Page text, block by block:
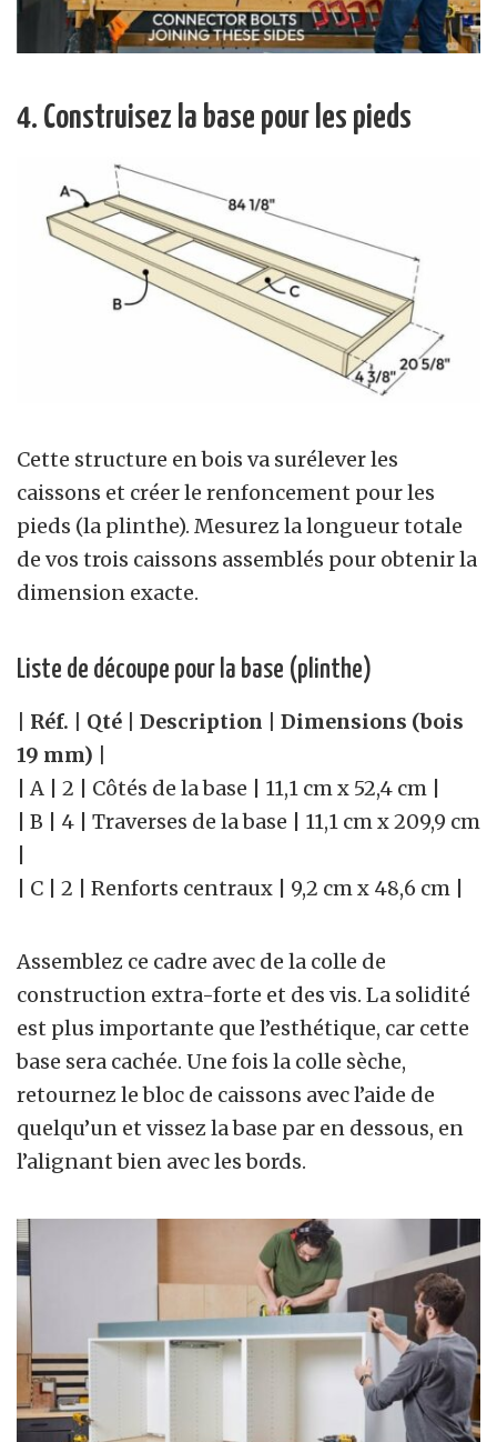
4. Construisez la base pour les pieds
Cette structure en bois va surélever les
caissons et créer le renfoncement pour les
pieds (la plinthe). Mesurez la longueur totale
de vos trois caissons assemblés pour obtenir la
dimension exacte.
Liste de découpe pour la base (plinthe)
| Réf. | Qté | Description | Dimensions (bois
19 mm) |
| A | 2 | Côtés de la base | 11,1 cm x 52,4 cm |
| B | 4 | Traverses de la base | 11,1 cm x 209,9 cm
| C | 2 | Renforts centraux | 9,2 cm x 48,6 cm |
Assemblez ce cadre avec de la colle de
construction extra-forte et des vis. La solidité
est plus importante que l’esthétique, car cette
base sera cachée. Une fois la colle sèche,
retournez le bloc de caissons avec l’aide de
quelqu’un et vissez la base par en dessous, en
l’alignant bien avec les bords.